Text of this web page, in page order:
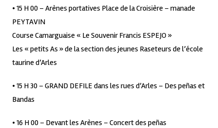
• 15 H 00 – Arènes portatives Place de la Croisière – manade
PEYTAVIN
Course Camarguaise « Le Souvenir Francis ESPEJO »
Les « petits As » de la section des jeunes Raseteurs de l’école
taurine d’Arles
• 15 H 30 – GRAND DEFILE dans les rues d’Arles – Des peñas et
Bandas
• 16 H 00 – Devant les Arènes – Concert des peñas